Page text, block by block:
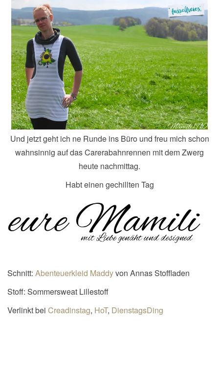
Und jetzt geht ich ne Runde ins Büro und freu mich schon
wahnsinnig auf das Carerabahnrennen mit dem Zwerg
heute nachmittag.
Habt einen gechillten Tag
Schnitt: Abenteuerkleid Maddyvon Annas Stoffladen
Stoff: Sommersweat Lillestoff
Verlinkt bei Creadinstag, HoT, DienstagsDing